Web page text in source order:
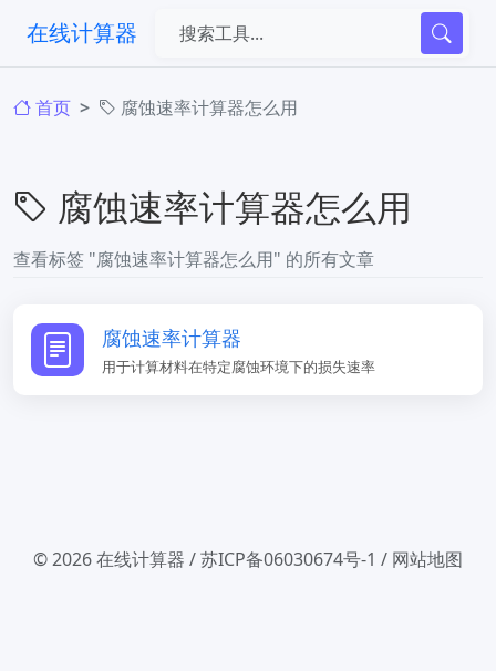
在线计算器
首页 腐蚀速率计算器怎么用
腐蚀速率计算器怎么用
查看标签 "腐蚀速率计算器怎么用" 的所有文章
腐蚀速率计算器
用于计算材料在特定腐蚀环境下的损失速率
© 2026在线计算器 /苏ICP备06030674号-1 / 网站地图